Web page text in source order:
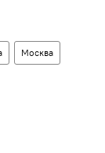
Москва